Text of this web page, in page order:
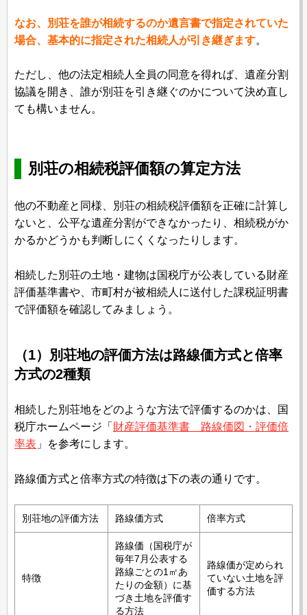
なお、別荘を誰が相続するのか遺言書で指定されていた
場合、基本的に指定された相続人が引き継ぎます。
ただし、他の法定相続人全員の同意を得れば、遺産分割
協議を開き、誰が別荘を引き継ぐのかについて決め直し
ても構いません。
別荘の相続税評価額の算定方法
他の不動産と同様、別荘の相続税評価額を正確に計算し
ないと、公平な遺産分割ができなかったり、相続税がか
かるかどうかも判断しにくくなったりします。
相続した別荘の土地・建物は国税庁が公表している財産
評価基準書や、市町村が被相続人に送付した課税証明書
で評価額を確認してみましょう。
（1）別荘地の評価方法は路線価方式と倍率
方式の2種類
相続した別荘地をどのような方法で評価するのかは、国
税庁ホームページ「 財産評価基準書 路線価図・評価倍
率表 」を参考にします。
路線価方式と倍率方式の特徴は下の表の通りです。
別荘地の評価方法 路線価方式 倍率方式
特徴
路線価（国税庁が
毎年7月公表する
路線ごとの1㎡あ
たりの金額）に基
づき土地を評価す
る方法
路線価が定められ
ていない土地を評
価する方法